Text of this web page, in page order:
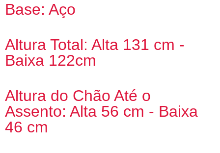
Base: Aço
Altura Total: Alta 131 cm -
Baixa 122cm
Altura do Chão Até o
Assento: Alta 56 cm - Baixa
46 cm